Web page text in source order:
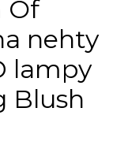
Of
nehty
lampy
Blush